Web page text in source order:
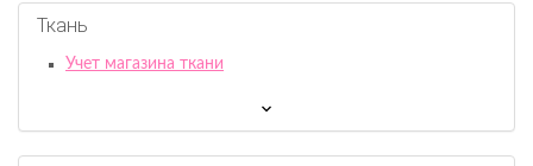
Ткань
Учет магазина ткани